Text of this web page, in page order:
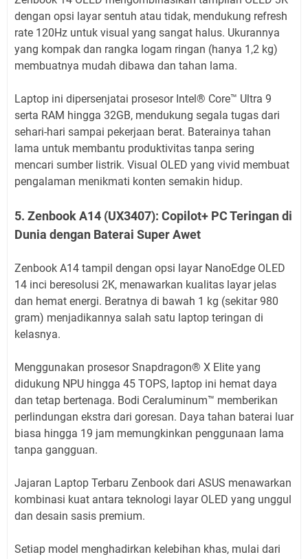
dengan opsi layar sentuh atau tidak, mendukung refresh
rate 120Hz untuk visual yang sangat halus. Ukurannya
yang kompak dan rangka logam ringan (hanya 1,2 kg)
membuatnya mudah dibawa dan tahan lama.
Laptop ini dipersenjatai prosesor Intel®️ Core™️ Ultra 9
serta RAM hingga 32GB, mendukung segala tugas dari
sehari-hari sampai pekerjaan berat. Baterainya tahan
lama untuk membantu produktivitas tanpa sering
mencari sumber listrik. Visual OLED yang vivid membuat
pengalaman menikmati konten semakin hidup.
5. Zenbook A14 (UX3407): Copilot+ PC Teringan di
Dunia dengan Baterai Super Awet
Zenbook A14 tampil dengan opsi layar NanoEdge OLED
14 inci beresolusi 2K, menawarkan kualitas layar jelas
dan hemat energi. Beratnya di bawah 1 kg (sekitar 980
gram) menjadikannya salah satu laptop teringan di
kelasnya.
Menggunakan prosesor Snapdragon®️ X Elite yang
didukung NPU hingga 45 TOPS, laptop ini hemat daya
dan tetap bertenaga. Bodi Ceraluminum™ memberikan
perlindungan ekstra dari goresan. Daya tahan baterai luar
biasa hingga 19 jam memungkinkan penggunaan lama
tanpa gangguan.
Jajaran Laptop Terbaru Zenbook dari ASUS menawarkan
kombinasi kuat antara teknologi layar OLED yang unggul
dan desain sasis premium.
Setiap model menghadirkan kelebihan khas, mulai dari